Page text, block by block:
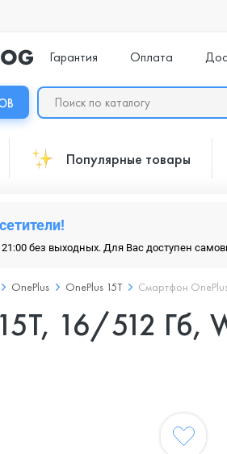
Гарантия Оплата
Популярные товары
без выходных. Для Вас доступен
OnePlus OnePlus 15T Смартфон
16/512 Гб,